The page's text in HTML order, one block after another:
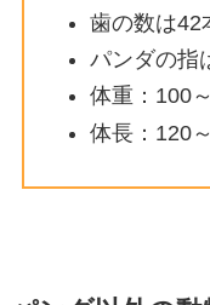
歯の数は42
パンダの指
体重：100
体長：120